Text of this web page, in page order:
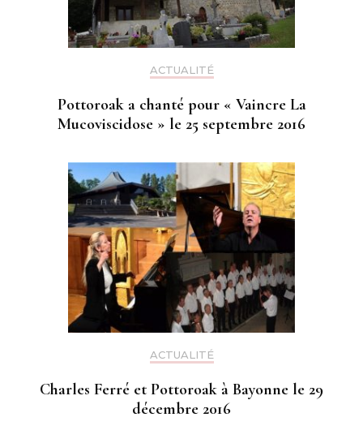
ACTUALITÉ
Pottoroak a chanté pour « Vaincre La
Mucoviscidose » le 25 septembre 2016
ACTUALITÉ
Charles Ferré et Pottoroak à Bayonne le 29
décembre 2016